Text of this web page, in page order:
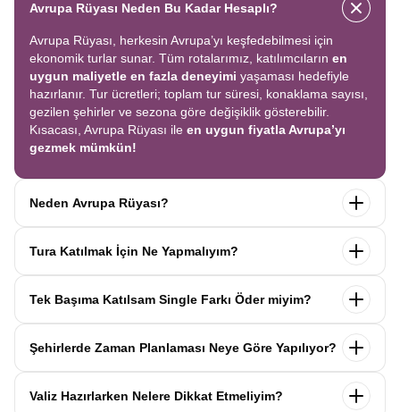
Avrupa Rüyası Neden Bu Kadar Hesaplı?
Avrupa Rüyası, herkesin Avrupa’yı keşfedebilmesi için
ekonomik turlar sunar. Tüm rotalarımız, katılımcıların en
uygun maliyetle en fazla deneyimi yaşaması hedefiyle
hazırlanır. Tur ücretleri; toplam tur süresi, konaklama sayısı,
gezilen şehirler ve sezona göre değişiklik gösterebilir.
Kısacası, Avrupa Rüyası ile en uygun fiyatla Avrupa’yı
gezmek mümkün!
Neden Avrupa Rüyası?
tek seferde birçok
ülkeyikeşfedin! Ekstra tur ücreti yok, tüm geziler fiyata
ile Avrupa’yı en keyifli şekilde yaşayın.
Tura Katılmak İçin Ne Yapmalıyım?
seyahat sözleşmesinionaylayın.İlk taksitiödediğinizde
Tek Başıma Katılsam Single Farkı Öder miyim?
katıldığınızda1000 Euro’ya varan single farkı
konforlu bir şekilde seyahat edebilirsiniz.
Şehirlerde Zaman Planlaması Neye Göre Yapılıyor?
uzman
operasyon birimimiz tarafından önceden test edilip
en
Valiz Hazırlarken Nelere Dikkat Etmeliyim?